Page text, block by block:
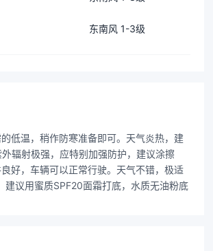
东南风 1-3级
低温，稍作防寒准备即可。天气炎热，建
辐射极强，应特别加强防护，建议涂擦
好，车辆可以正常行驶。天气不错，极适
议用蜜质SPF20面霜打底，水质无油粉底